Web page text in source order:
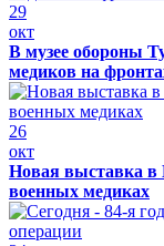
29
окт
В музее обороны
медиков на
26
окт
Новая выставка в
военных медиках